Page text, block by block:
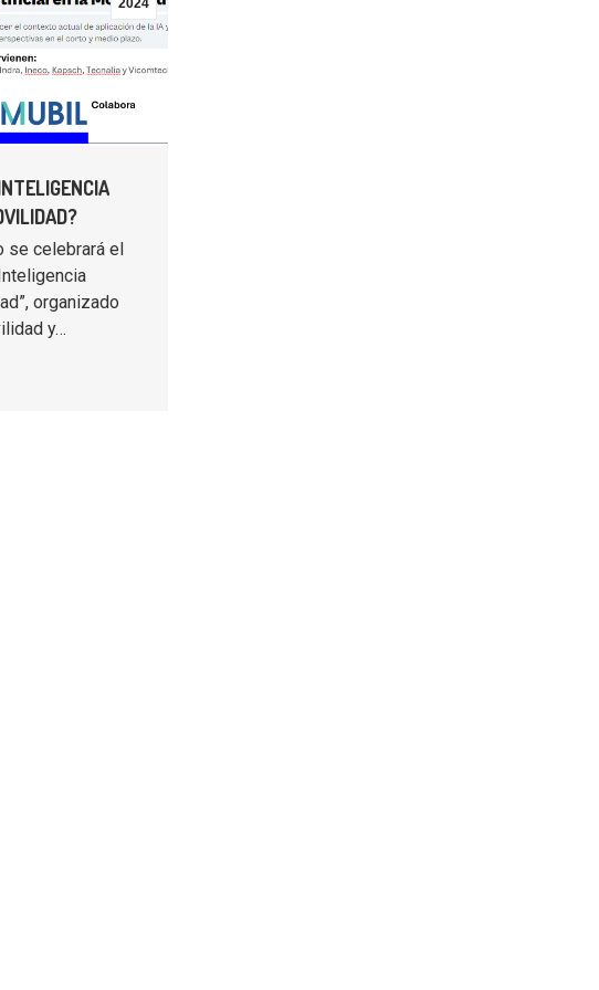
2024
se celebrará el
organizado
y…